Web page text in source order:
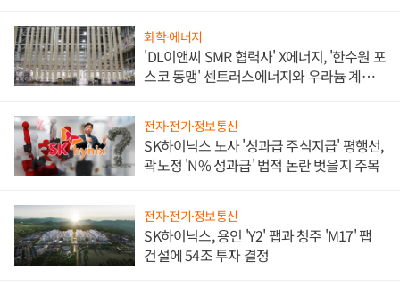
화학·에너지
'DL이앤씨 SMR 협력사' X에너지, '한수원 포
스코 동맹' 센트러스에너지와 우라늄 계약
전자·전기·정보통신
SK하이닉스 노사 '성과급 주식지급' 평행선,
곽노정 'N% 성과급' 법적 논란 벗을지 주목
전자·전기·정보통신
SK하이닉스, 용인 'Y2' 팹과 청주 'M17' 팹
건설에 54조 투자 결정